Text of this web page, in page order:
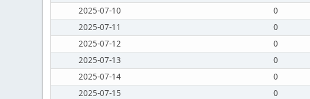
2025-07-10
0
2025-07-11
0
2025-07-12
0
2025-07-13
0
2025-07-14
0
2025-07-15
0